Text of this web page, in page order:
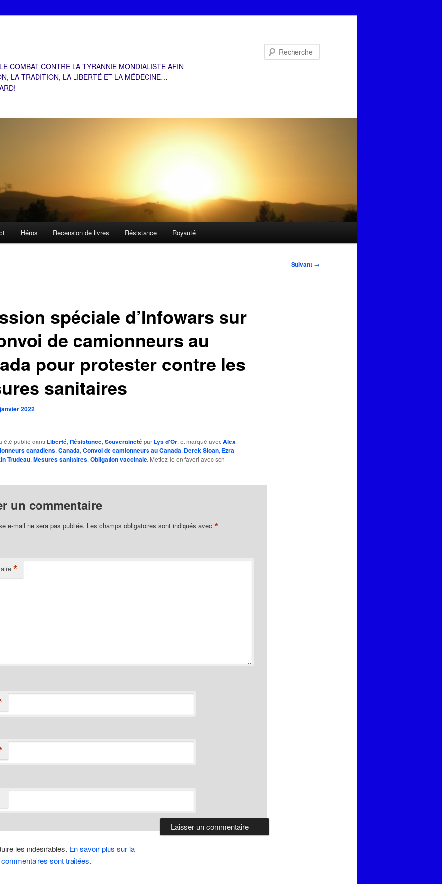
COMBAT CONTRE LA TYRANNIE MONDIALISTE AFIN
LA TRADITION, LA LIBERTÉ ET LA MÉDECINE…
Héros Recension de livres Résistance Royauté
Suivant →
spéciale d’Infowars sur
de camionneurs au
pour protester contre les
sanitaires
2022
été publié dans Liberté, Résistance,Souverainetépar Lys d'Or, et marqué avecAlex
canadiens,Canada,Convoi de camionneurs au Canada, Derek Sloan, Ezra
Trudeau,Mesures sanitaires,Obligation vaccinale. Mettez-le en favori avec son
un commentaire
e-mail ne sera pas publiée. Les champs obligatoires sont indiqués avec *
*
les indésirables. En savoir plus sur la
sont traitées.